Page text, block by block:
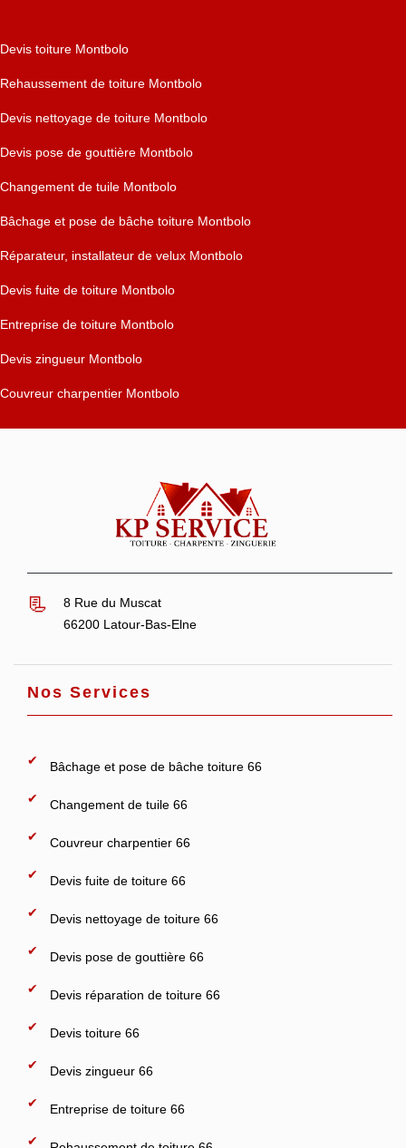
Devis toiture Montbolo
Rehaussement de toiture Montbolo
Devis nettoyage de toiture Montbolo
Devis pose de gouttière Montbolo
Changement de tuile Montbolo
Bâchage et pose de bâche toiture Montbolo
Réparateur, installateur de velux Montbolo
Devis fuite de toiture Montbolo
Entreprise de toiture Montbolo
Devis zingueur Montbolo
Couvreur charpentier Montbolo
8 Rue du Muscat
66200 Latour-Bas-Elne
Nos Services
Bâchage et pose de bâche toiture 66
Changement de tuile 66
Couvreur charpentier 66
Devis fuite de toiture 66
Devis nettoyage de toiture 66
Devis pose de gouttière 66
Devis réparation de toiture 66
Devis toiture 66
Devis zingueur 66
Entreprise de toiture 66